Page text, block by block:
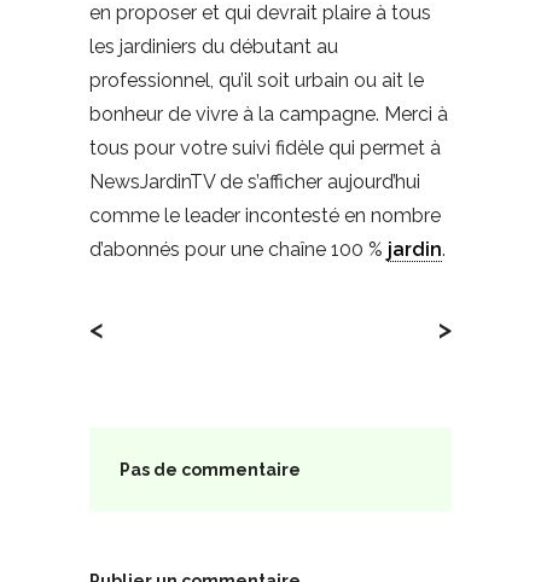
en proposer et qui devrait plaire à tous
les jardiniers du débutant au
professionnel, qu’il soit urbain ou ait le
bonheur de vivre à la campagne. Merci à
tous pour votre suivi fidèle qui permet à
NewsJardinTV de s’afficher aujourd’hui
comme le leader incontesté en nombre
d’abonnés pour une chaîne 100 % jardin.
< >
Pas de commentaire